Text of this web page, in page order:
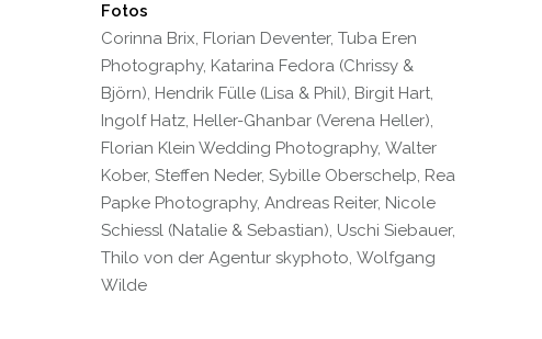
Fotos
Corinna Brix, Florian Deventer, Tuba Eren
Photography, Katarina Fedora (Chrissy &
Björn), Hendrik Fülle (Lisa & Phil), Birgit Hart,
Ingolf Hatz, Heller-Ghanbar (Verena Heller),
Florian Klein Wedding Photography, Walter
Kober, Steffen Neder, Sybille Oberschelp, Rea
Papke Photography, Andreas Reiter, Nicole
Schiessl (Natalie & Sebastian), Uschi Siebauer,
Thilo von der Agentur skyphoto, Wolfgang
Wilde